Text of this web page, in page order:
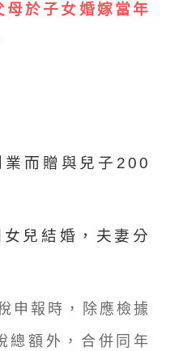
於子女婚嫁當年
而贈與兒子200
兒結婚，夫妻分
申報時，除應檢據
總額外，合併同年